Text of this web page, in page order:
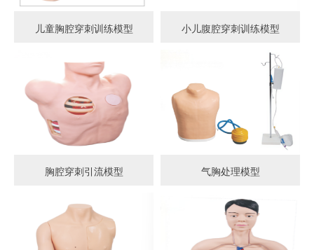
儿童胸腔穿刺训练模型 小儿腹腔穿刺训练模型
胸腔穿刺引流模型 气胸处理模型